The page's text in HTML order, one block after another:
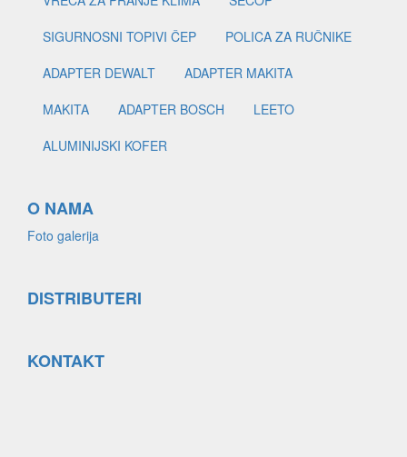
SIGURNOSNI TOPIVI ČEP
POLICA ZA RUČNIKE
ADAPTER DEWALT
ADAPTER MAKITA
MAKITA
ADAPTER BOSCH
LEETO
ALUMINIJSKI KOFER
O NAMA
Foto galerija
DISTRIBUTERI
KONTAKT